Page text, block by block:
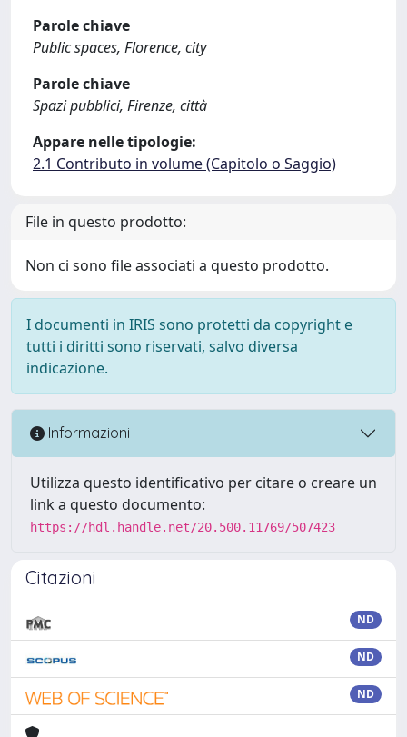
Parole chiave
Public spaces, Florence, city
Parole chiave
Spazi pubblici, Firenze, città
Appare nelle tipologie:
2.1 Contributo in volume (Capitolo o Saggio)
File in questo prodotto:
Non ci sono file associati a questo prodotto.
I documenti in IRIS sono protetti da copyright e
tutti i diritti sono riservati, salvo diversa
indicazione.
Informazioni
Utilizza questo identificativo per citare o creare un
link a questo documento:
https://hdl.handle.net/20.500.11769/507423
Citazioni
ND
ND
ND